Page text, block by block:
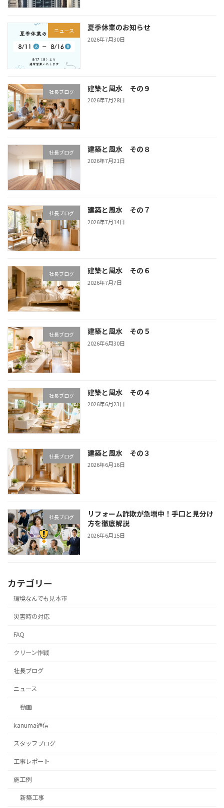
ニュース 夏季休業のお知らせ
2026年7月30日
社長ブログ 建築と風水 その９
2026年7月28日
社長ブログ 建築と風水 その８
2026年7月21日
社長ブログ 建築と風水 その７
2026年7月14日
社長ブログ 建築と風水 その６
2026年7月7日
社長ブログ 建築と風水 その５
2026年6月30日
社長ブログ 建築と風水 その４
2026年6月23日
社長ブログ 建築と風水 その３
2026年6月16日
社長ブログ
リフォーム詐欺が急増中！手口と見分け
方を徹底解説
2026年6月15日
カテゴリー
環境なんでも見本市
災害時の対応
FAQ
クリーン作戦
社長ブログ
ニュース
動画
kanuma通信
スタッフブログ
⼯事レポート
施工例
新築工事